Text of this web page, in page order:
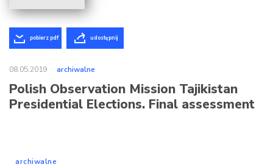
pobierz pdf udostępnij
08.05.2019 archiwalne
Polish Observation Mission Tajikistan
Presidential Elections. Final assessment
archiwalne